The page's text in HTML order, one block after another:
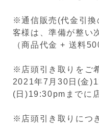
※通信販売(代金引換
客様は、準備が整い
（商品代金 + 送料
※店頭引き取りをご
2021年7月30日(金
(日)19:30pmまでに
※店頭引き取りにつ